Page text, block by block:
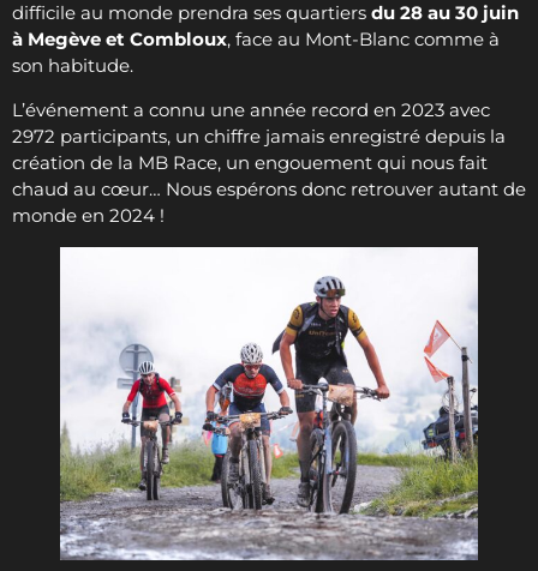
difficile au monde prendra ses quartiers du 28 au 30 juin
à Megève et Combloux, face au Mont-Blanc comme à
son habitude.
L’événement a connu une année record en 2023 avec
2972 participants, un chiffre jamais enregistré depuis la
création de la MB Race, un engouement qui nous fait
chaud au cœur… Nous espérons donc retrouver autant de
monde en 2024 !